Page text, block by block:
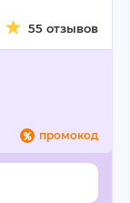
55 отзывов
промокод